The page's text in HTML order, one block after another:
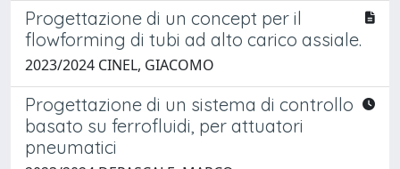
Progettazione di un concept per il
flowforming di tubi ad alto carico assiale.
2023/2024 CINEL, GIACOMO
Progettazione di un sistema di controllo
basato su ferrofluidi, per attuatori
pneumatici